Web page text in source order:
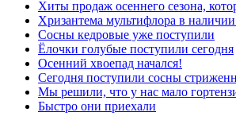
Хиты продаж осеннего сезона,
Хризантема мультифлора в
Сосны кедровые уже поступили
Ёлочки голубые поступили сегодня
Осенний хвоепад начался!
Сегодня поступили сосны
Мы решили, что у нас мало
Быстро они приехали